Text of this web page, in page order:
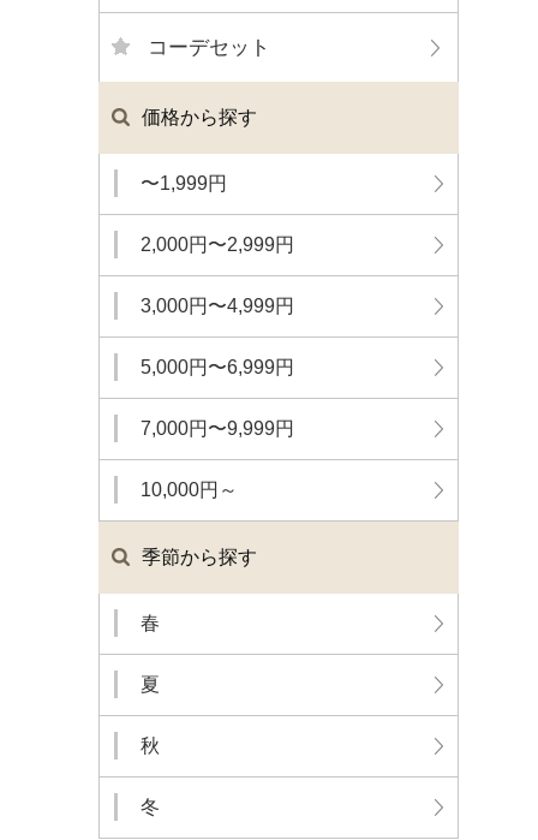
コーデセット
価格から探す
〜1,999円
2,000円〜2,999円
3,000円〜4,999円
5,000円〜6,999円
7,000円〜9,999円
10,000円～
季節から探す
春
夏
秋
冬